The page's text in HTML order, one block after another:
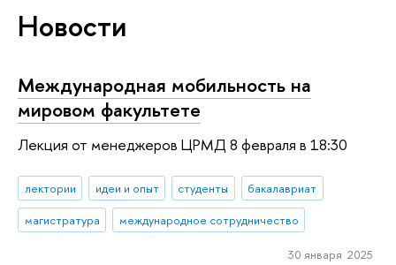
Новости
Международная мобильность на
мировом факультете
Лекция от менеджеров ЦРМД 8 февраля в 18:30
лектории идеи и опыт студенты
бакалавриат
магистратура
международное сотрудничество
30 января 2025